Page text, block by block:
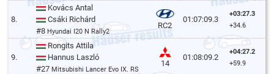
8.
Kovács Antal
Csáki Richárd
#8 Hyundai I20 N Rally2
RC2
01:07:09.3
+03:27.3
+34.6
9.
Rongits Attila
Hannus Laszló
#27 Mitsubishi Lancer Evo IX. RS
14
01:08:09.2
+04:27.2
+59.9